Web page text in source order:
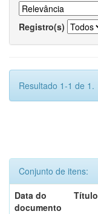
Registro(s)
Resultado 1-1 de 1.
Conjunto de itens:
Data do
documento
Título